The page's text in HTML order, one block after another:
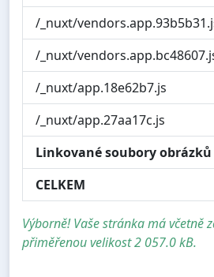
/_nuxt/
/_nuxt/
/_nuxt/app.18e62b7.js
/_nuxt/app.27aa17c.js
Linkované soubory obrázků
CELKEM
Výborně! Vaše stránka má včetně
přiměřenou velikost 2 057.0 kB.